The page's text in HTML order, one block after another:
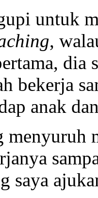
untuk
,
dia
bekerja
anak
menyuruh
saya